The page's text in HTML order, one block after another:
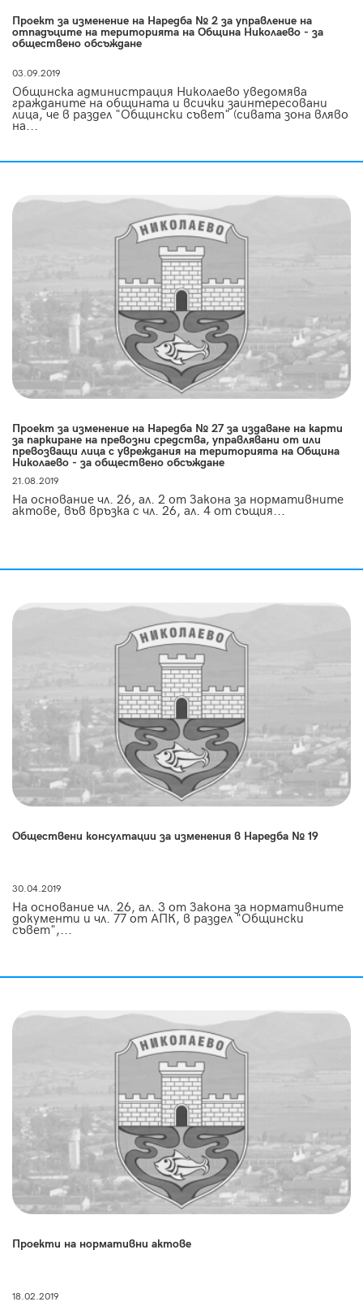
Проект за изменение на Наредба № 2 за управление на
отпадъците на територията на Община Николаево - за
обществено обсъждане
03.09.2019
Общинска администрация Николаево уведомява
гражданите на общината и всички заинтересовани
лица, че в раздел "Общински съвет" (сивата зона вляво
на...
Проект за изменение на Наредба № 27 за издаване на карти
за паркиране на превозни средства, управлявани от или
превозващи лица с увреждания на територията на Община
Николаево - за обществено обсъждане
21.08.2019
На основание чл. 26, ал. 2 от Закона за нормативните
актове, във връзка с чл. 26, ал. 4 от същия...
Обществени консултации за изменения в Наредба № 19
30.04.2019
На основание чл. 26, ал. 3 от Закона за нормативните
документи и чл. 77 от АПК, в раздел "Общински
съвет",...
Проекти на нормативни актове
18.02.2019